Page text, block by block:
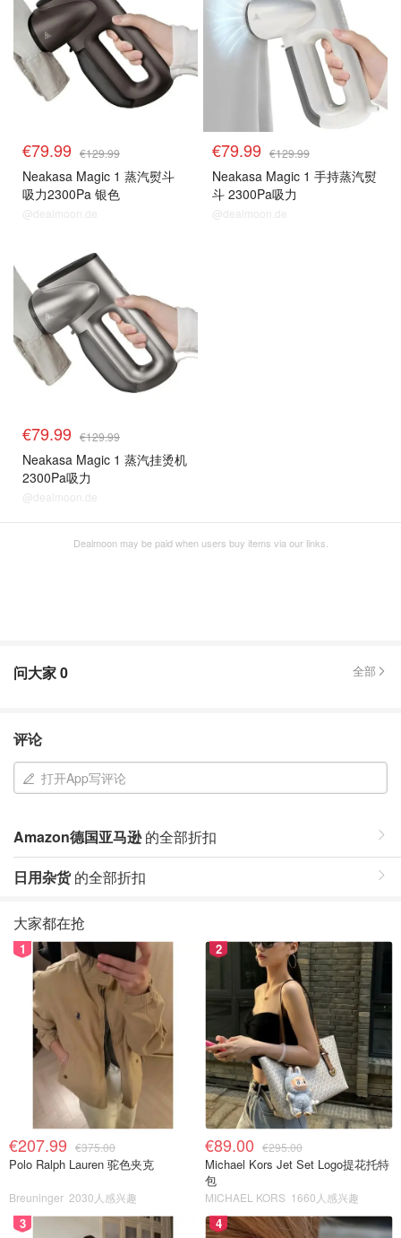
€79.99 €129.99
Neakasa Magic 1 蒸汽熨斗
吸力2300Pa 银色
@dealmoon.de
€79.99 €129.99
Neakasa Magic 1 手持蒸汽熨
斗 2300Pa吸力
@dealmoon.de
€79.99 €129.99
Neakasa Magic 1 蒸汽挂烫机
2300Pa吸力
@dealmoon.de
Dealmoon may be paid when users buy items via our links.
问大家0 全部
评论
打开App写评论
Amazon德国亚马逊的全部折扣
日用杂货的全部折扣
大家都在抢
1
€207.99 €375.00
Polo Ralph Lauren 驼色夹克
Breuninger 2030人感兴趣
2
€89.00 €295.00
Michael Kors Jet Set Logo提花托特
包
MICHAEL KORS 1660人感兴趣
3 4